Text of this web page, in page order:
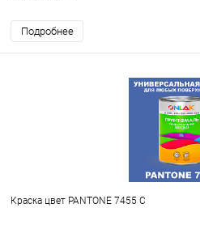
Подробнее
Краска цвет PANTONE 7455 C